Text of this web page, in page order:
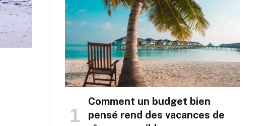
Comment un budget bien
pensé rend des vacances de